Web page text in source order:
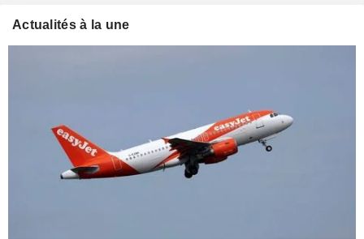
Actualités à la une